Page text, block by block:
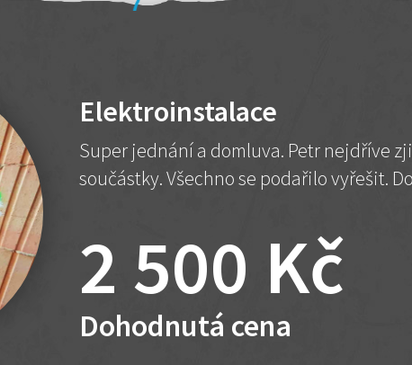
Elektroinstalace
Super jednání a domluva. Petr nejdříve
součástky. Všechno se podařilo vyřešit.
2 500 Kč
Dohodnutá cena